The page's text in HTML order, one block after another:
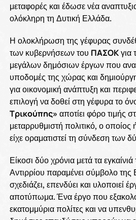
μεταφορές και έδωσε νέα
ολόκληρη τη Δυτική Ελλάδα.
Η ολοκλήρωση της γέφυρας
των κυβερνήσεων του ΠΑΣΟΚγια
μεγάλων δημόσιων έργων που
υποδομές της χώρας και
για οικονομική ανάπτυξη και
επιλογή να δοθεί στη γέφυρα το
Τρικούπης» αποτίει φόρο τιμής
μεταρρυθμιστή πολιτικό, ο
είχε οραματιστεί τη σύνδεση των
Είκοσι δύο χρόνια μετά τα
Αντιρρίου παραμένει σύμβολο
σχεδιάζει, επενδύει και υλοποιεί
αποτύπωμα. Ένα έργο που
εκατομμύρια πολίτες και να